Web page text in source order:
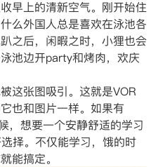
早上的清新空气。刚开始住
么外国人总是喜欢在泳池各
之后，闲暇之时，小狸也会
池边开party和烤肉，欢庆
这张图吸引。这就是VOR
也和图片一样。如果有
，想要一个安静舒适的学习
择。不仅能学习，饿的时
能搞定。